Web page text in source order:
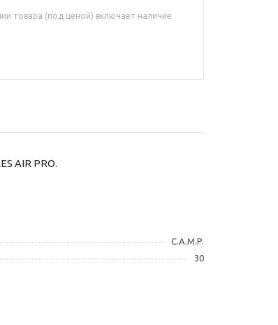
товара (под ценой) включает наличие
AIR PRO.
C.A.M.P.
30